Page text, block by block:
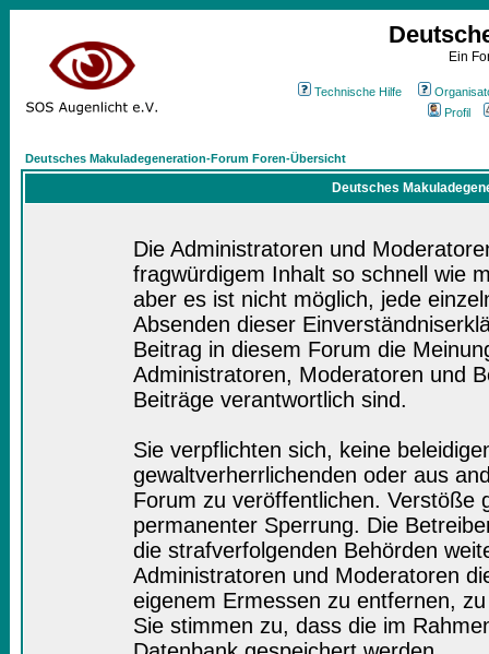
Ein
Technische Hilfe
Profil
Deutsches Makuladegeneration-Forum Foren-Übersicht
Deutsches
Die Administratoren und
fragwürdigem Inhalt so schnell wie
aber es ist nicht möglich, jede
Absenden dieser
Beitrag in diesem Forum die
Administratoren, Moderatoren und
Beiträge verantwortlich sind.
Sie verpflichten sich, keine
gewaltverherrlichenden oder aus
Forum zu veröffentlichen. Verstöße
permanenter Sperrung. Die
die strafverfolgenden Behörden
Administratoren und Moderatoren
eigenem Ermessen zu entfernen,
Sie stimmen zu, dass die im